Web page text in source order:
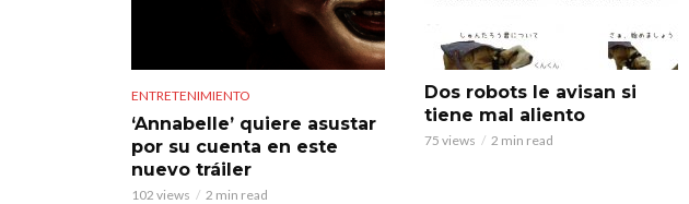
ENTRETENIMIENTO
‘Annabelle’ quiere asustar
por su cuenta en este
nuevo tráiler
102 views 2 min read
Dos robots le avisan si
tiene mal aliento
75 views 2 min read